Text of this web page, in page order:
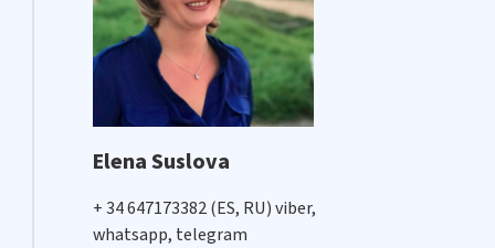
Elena Suslova
+ 34 647173382 (ES, RU) viber,
whatsapp, telegram